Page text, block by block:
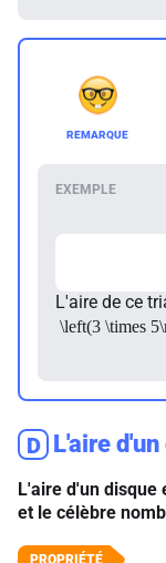
L'aire de ce
\left(3 \times
D L'aire
L'aire d'un disque
et le célèbre